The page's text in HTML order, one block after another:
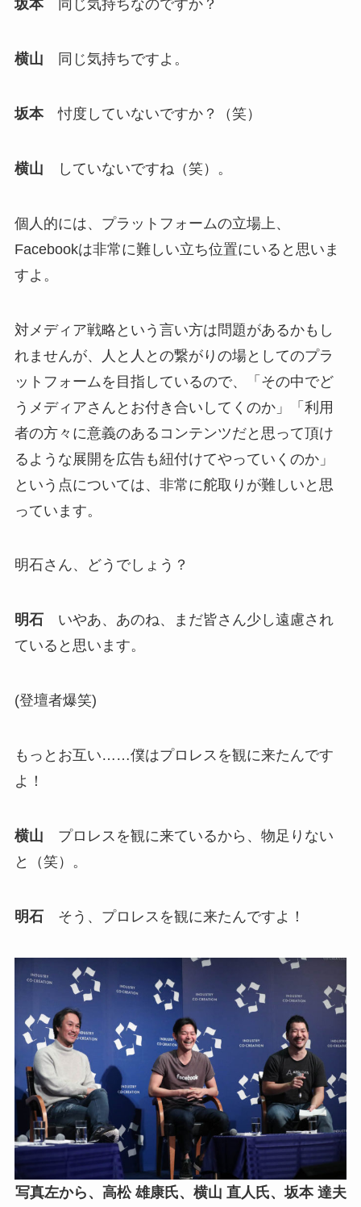
坂本同じ気持ちなのですか？
横山 同じ気持ちですよ。
坂本忖度していないですか？（笑）
横山 していないですね（笑）。
個人的には、プラットフォームの立場上、
Facebookは非常に難しい立ち位置にいると思いま
すよ。
対メディア戦略という言い方は問題があるかもし
れませんが、人と人との繋がりの場としてのプラ
ットフォームを目指しているので、「その中でど
うメディアさんとお付き合いしてくのか」「利用
者の方々に意義のあるコンテンツだと思って頂け
るような展開を広告も紐付けてやっていくのか」
という点については、非常に舵取りが難しいと思
っています。
明石さん、どうでしょう？
明石いやあ、あのね、まだ皆さん少し遠慮され
ていると思います。
(登壇者爆笑)
もっとお互い……僕はプロレスを観に来たんです
よ！
横山 プロレスを観に来ているから、物足りない
と（笑）。
明石そう、プロレスを観に来たんですよ！
写真左から、高松 雄康氏、横山 直人氏、坂本 達夫